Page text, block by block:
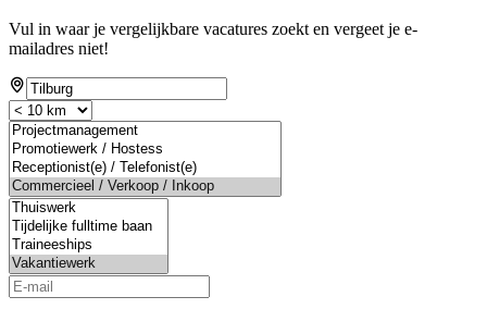
Vul in waar je vergelijkbare vacatures zoekt en vergeet je e-
mailadres niet!